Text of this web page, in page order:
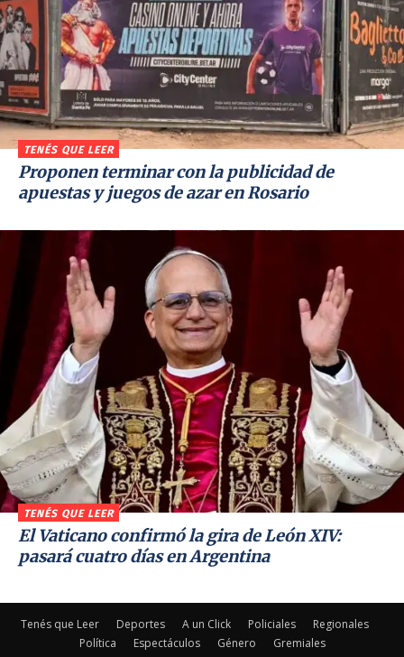
TENÉS QUE LEER
Proponen terminar con la publicidad de
apuestas y juegos de azar en Rosario
TENÉS QUE LEER
El Vaticano confirmó la gira de León XIV:
pasará cuatro días en Argentina
Tenés que Leer Deportes A un Click Policiales
Regionales
Política
Espectáculos Género Gremiales